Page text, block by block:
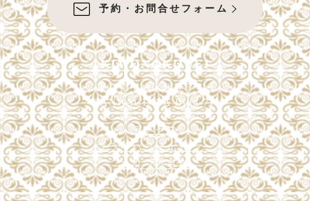
予約・お問合せフォーム
KIMONOKOUEI
東京都中央区銀座6-4-9
SANWAGINZA Bldg 7F
アクセス
プライバシーポリシー
スタッフ募集